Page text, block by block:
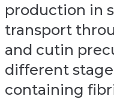
production in
transport
and cutin
different
containing